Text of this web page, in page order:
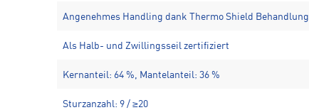
Angenehmes Handling dank Thermo Shield Behandlung
Als Halb- und Zwillingsseil zertifiziert
Kernanteil: 64 %, Mantelanteil: 36 %
Sturzanzahl: 9 / ≥20